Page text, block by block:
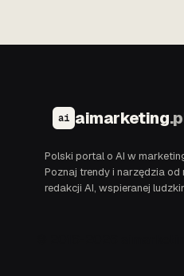
ai aimarketing
Polski portal o AI w
Poznaj trendy i narzędzia od
redakcji AI, wspieranej